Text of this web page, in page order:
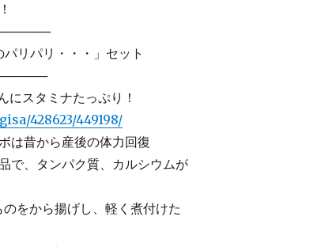
リパリ・・・」セット
スタミナたっぷり！
428623/449198/
は昔から産後の体力回復
で、タンパク質、カルシウムが
をから揚げし、軽く煮付けた